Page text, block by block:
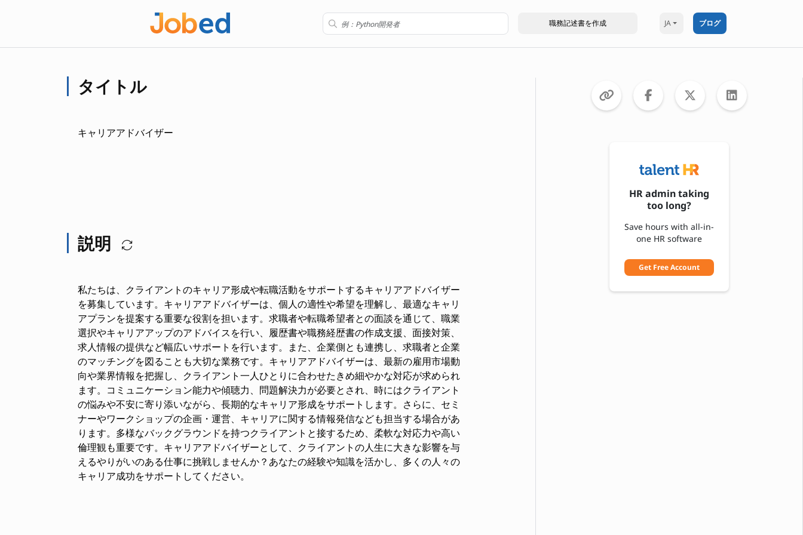
JA ブログ
タイトル
キャリアアドバイザー
説明
私たちは、クライアントのキャリア形成や転職活動をサポートするキャリアアドバイザー
を募集しています。キャリアアドバイザーは、個人の適性や希望を理解し、最適なキャリ
アプランを提案する重要な役割を担います。求職者や転職希望者との面談を通じて、職業
選択やキャリアアップのアドバイスを行い、履歴書や職務経歴書の作成支援、面接対策、
求人情報の提供など幅広いサポートを行います。また、企業側とも連携し、求職者と企業
のマッチングを図ることも大切な業務です。キャリアアドバイザーは、最新の雇用市場動
向や業界情報を把握し、クライアント一人ひとりに合わせたきめ細やかな対応が求められ
ます。コミュニケーション能力や傾聴力、問題解決力が必要とされ、時にはクライアント
の悩みや不安に寄り添いながら、長期的なキャリア形成をサポートします。さらに、セミ
ナーやワークショップの企画・運営、キャリアに関する情報発信なども担当する場合があ
ります。多様なバックグラウンドを持つクライアントと接するため、柔軟な対応力や高い
倫理観も重要です。キャリアアドバイザーとして、クライアントの人生に大きな影響を与
えるやりがいのある仕事に挑戦しませんか？あなたの経験や知識を活かし、多くの人々の
キャリア成功をサポートしてください。
HR admin taking
too long?
Save hours with all-in-
one HR software
Get Free Account